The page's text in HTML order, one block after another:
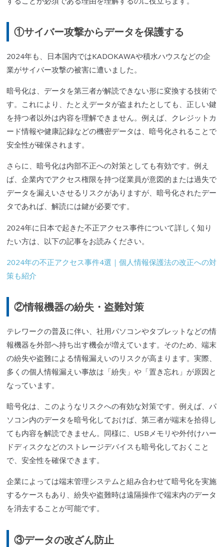
①サイバー攻撃からデータを保護する
2024年も、日本国内ではKADOKAWAや積水ハウスなどの企
業がサイバー攻撃の被害に遭いました。
暗号化は、データを第三者が解読できない形に変換する技術で
す。これにより、たとえデータが盗まれたとしても、正しい鍵
を持つ者以外は内容を理解できません。例えば、クレジットカ
ード情報や健康記録などの機密データは、暗号化されることで
安全性が確保されます。
さらに、暗号化は内部不正への対策としても有効です。例え
ば、企業内でアクセス権限を持つ従業員が意図的または過失で
データを漏えいさせるリスクがありますが、暗号化されたデー
タであれば、解読には鍵が必要です。
2024年に日本で起きた不正アクセス事件について詳しく知り
たい方は、以下の記事をお読みください。
2024年の不正アクセス事件4選｜個人情報保護法の改正への対
策も紹介
②情報機器の紛失・盗難対策
テレワークの普及に伴い、社用パソコンやタブレットなどの情
報機器を外部へ持ち出す機会が増えています。そのため、端末
の紛失や盗難による情報漏えいのリスクが高まります。実際、
多くの個人情報漏えい事故は「紛失」や「置き忘れ」が原因と
なっています。
暗号化は、このようなリスクへの有効な対策です。例えば、パ
ソコン内のデータを暗号化しておけば、第三者が端末を拾得し
ても内容を解読できません。同様に、USBメモリや外付けハー
ドディスクなどのストレージデバイスも暗号化しておくこと
で、安全性を確保できます。
企業によっては端末管理システムと組み合わせて暗号化を実施
するケースもあり、紛失や盗難時は遠隔操作で端末内のデータ
を消去することが可能です。
③データの改ざん防止